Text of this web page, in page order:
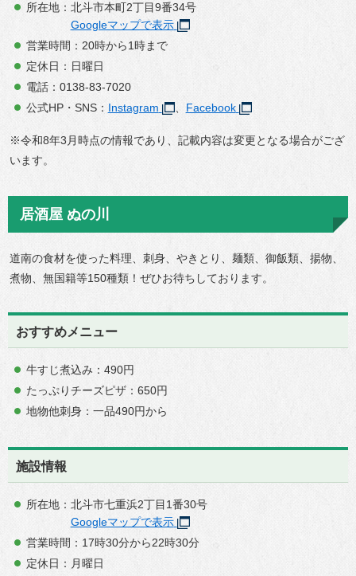
所在地：北斗市本町2丁目9番34号
Googleマップで表示
営業時間：20時から1時まで
定休日：日曜日
電話：0138-83-7020
公式HP・SNS： Instagram Facebook
※令和8年3月時点の情報であり、記載内容は変更となる場合がござ
います。
居酒屋 ぬの川
道南の食材を使った料理、刺身、やきとり、麺類、御飯類、揚物、
煮物、無国籍等150種類！ぜひお待ちしております。
おすすめメニュー
牛すじ煮込み：490円
たっぷりチーズピザ：650円
地物他刺身：一品490円から
施設情報
所在地：北斗市七重浜2丁目1番30号
Googleマップで表示
営業時間：17時30分から22時30分
定休日：月曜日